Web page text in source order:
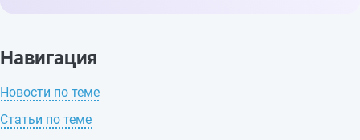
Навигация
Новости по теме
Статьи по теме